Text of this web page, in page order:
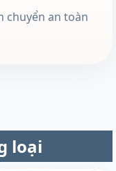
chuyển an toàn
loại